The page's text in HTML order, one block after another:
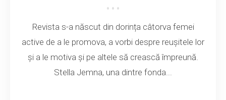
Revista s-a născut din dorința câtorva femei
active de a le promova, a vorbi despre reușitele lor
și a le motiva și pe altele să crească împreună.
Stella Jemna, una dintre fonda...